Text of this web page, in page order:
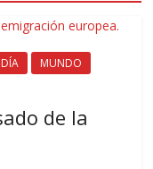
MUNDO
de la